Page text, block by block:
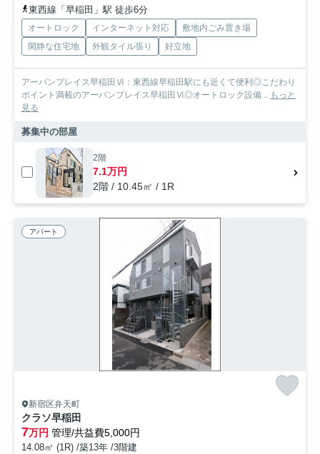
東西線「早稲田」駅 徒歩6分
オートロック インターネット対応
敷地内ごみ置き場
閑静な住宅地
外観タイル張り 好立地
アーバンプレイス早稲田Ⅵ：東西線早稲田駅にも近くて便利◎こだわり
ポイント満載のアーバンプレイス早稲田Ⅵ◎オートロック設備...
もっと
見る
募集中の部屋
2階
7.1万円
2階 / 10.45㎡ / 1R
アパート
新宿区弁天町
クラソ早稲田
7万円 管理/共益費5,000円
14.08㎡ (1R) /築13年 /3階建